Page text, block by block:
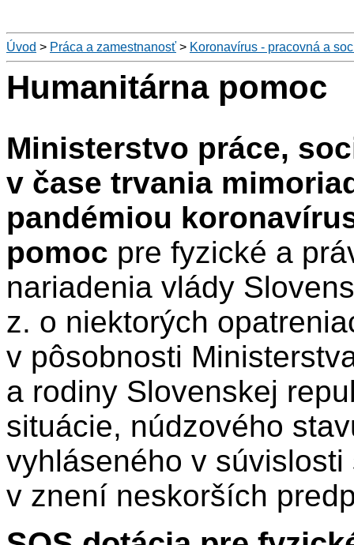
Úvod > Práca a zamestnanosť > Koronavírus - pracovná a
Humanitárna pomoc
Ministerstvo práce,
v čase trvania
pandémiou
pomoc pre fyzické a
nariadenia vlády
z. o niektorých
v pôsobnosti
a rodiny Slovenskej
situácie, núdzového
vyhláseného v
v znení neskorších